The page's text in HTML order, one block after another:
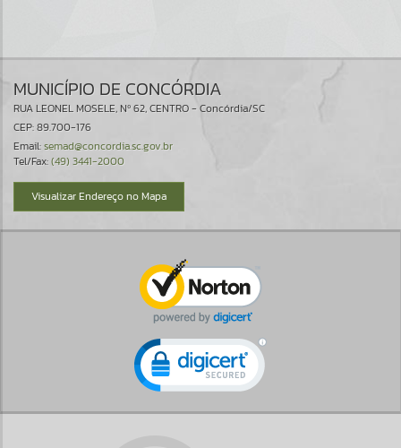
MUNICÍPIO DE CONCÓRDIA
RUA LEONEL MOSELE, Nº 62, CENTRO - Concórdia/SC
CEP: 89.700-176
Email:semad@concordia.sc.gov.br
Tel/Fax:(49) 3441-2000
Visualizar Endereço no Mapa